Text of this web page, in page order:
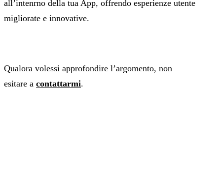
all’intenrno della tua App, offrendo esperienze utente
migliorate e innovative.
Qualora volessi approfondire l’argomento, non
esitare a contattarmi.